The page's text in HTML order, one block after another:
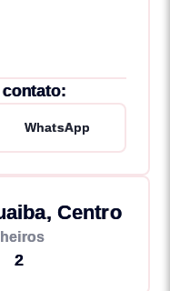
WhatsApp
Centro
2